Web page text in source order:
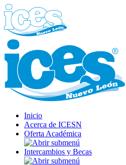
Inicio
Acerca de ICESN
Oferta Académica
Intercambios y Becas